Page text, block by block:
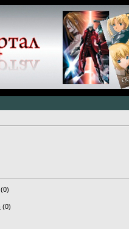
(0)
(0)